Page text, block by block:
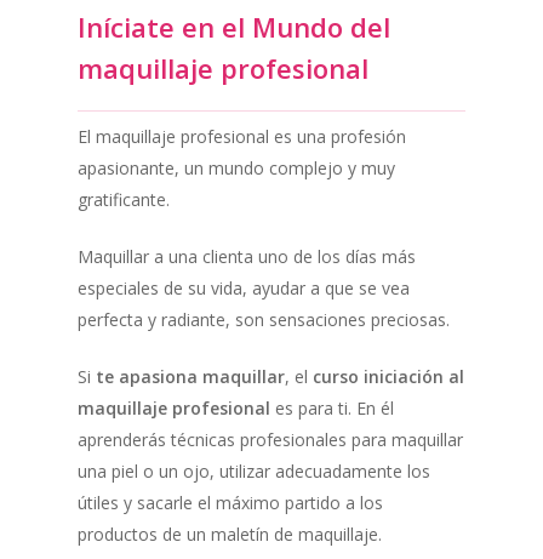
Iníciate en el Mundo del
maquillaje profesional
El maquillaje profesional es una profesión
apasionante, un mundo complejo y muy
gratificante.
Maquillar a una clienta uno de los días más
especiales de su vida, ayudar a que se vea
perfecta y radiante, son sensaciones preciosas.
Si te apasiona maquillar, el curso iniciación al
maquillaje profesional es para ti. En él
aprenderás técnicas profesionales para maquillar
una piel o un ojo, utilizar adecuadamente los
útiles y sacarle el máximo partido a los
productos de un maletín de maquillaje.